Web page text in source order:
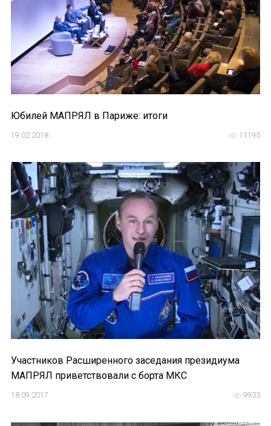
Юбилей МАПРЯЛ в Париже: итоги
11195
19.02.2018
Участников Расширенного заседания президиума
МАПРЯЛ приветствовали с борта МКС
9933
18.09.2017